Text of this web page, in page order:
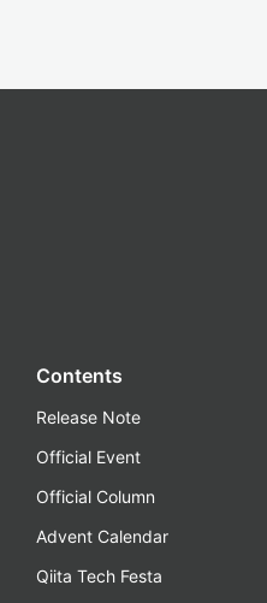
Contents
Release Note
Official Event
Official Column
Advent Calendar
Qiita Tech Festa